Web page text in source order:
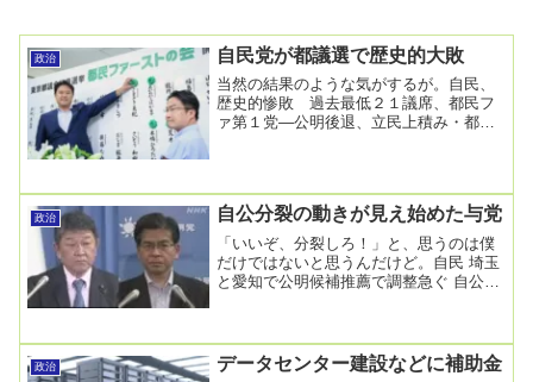
政治 自民党が都議選で歴史的大敗
当然の結果のような気がするが。自民、
歴史的惨敗 過去最低２１議席、都民フ
ァ第１党―公明後退、立民上積み・都議
政治 自公分裂の動きが見え始めた与党
「いいぞ、分裂しろ！」と、思うのは僕
だけではないと思うんだけど。自民 埼玉
と愛知で公明候補推薦で調整急ぐ 自公の
政治 データセンター建設などに補助金